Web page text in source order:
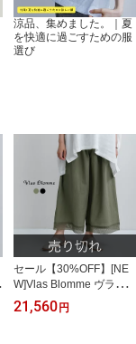
涼品、集めました。｜夏
を快適に過ごすための服
選び
セール【30%OFF】[NE
W]Vlas Blomme ヴラス
ブラム コットンラミーロ
ーン レース付き レイヤ
21,560円